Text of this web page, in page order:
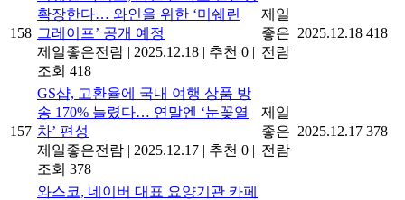
158
확장한다… 와인을 위한 ‘미쉐린
그레이프’ 공개 예정
제일좋은전람 | 2025.12.18 | 추천 0 |
조회 418
제일
좋은
전람
2025.12.18 418
157
GS샵, 고환율에 국내 여행 상품 방
송 170% 늘렸다… 연말엔 ‘눈꽃열
차’ 편성
제일좋은전람 | 2025.12.17 | 추천 0 |
조회 378
제일
좋은
전람
2025.12.17 378
와스코, 네이버 대표 요양기관 카페